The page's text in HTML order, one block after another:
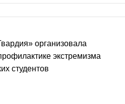
организовала
экстремизма
студентов